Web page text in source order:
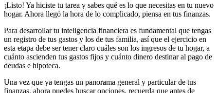
¡Listo! Ya hiciste tu tarea y sabes qué es lo que necesitas en tu nuevo
hogar. Ahora llegó la hora de lo complicado, piensa en tus finanzas.
Para desarrollar tu inteligencia financiera es fundamental que tengas
un registro de tus gastos y los de tus familia, así que el ejercicio en
esta etapa debe ser tener claro cuáles son los ingresos de tu hogar, a
cuánto ascienden tus gastos fijos y cuánto dinero destinar al pago de
deudas e hipoteca.
Una vez que ya tengas un panorama general y particular de tus
finanzas, ahora puedes buscar opciones, recuerda que antes de